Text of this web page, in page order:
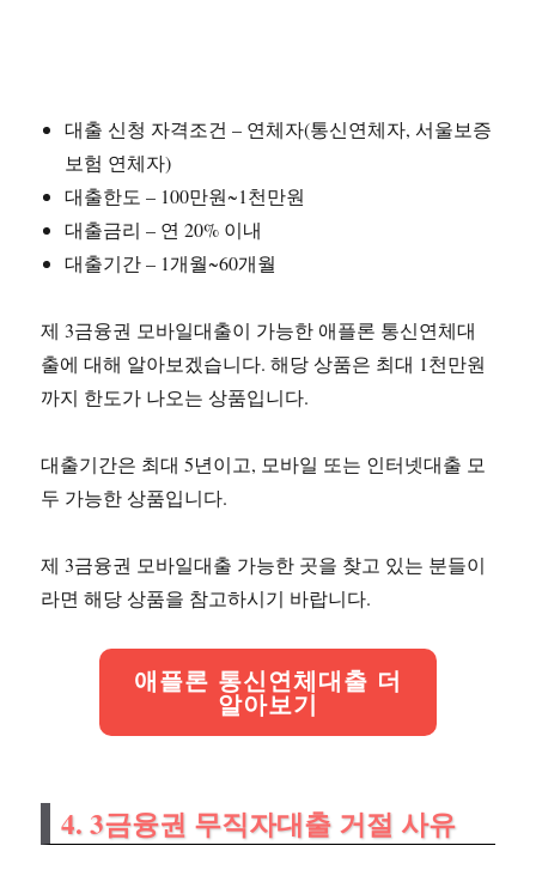
대출 신청 자격조건 – 연체자(통신연체자, 서울보증
보험 연체자)
대출한도 – 100만원~1천만원
대출금리 – 연 20% 이내
대출기간 – 1개월~60개월
제 3금융권 모바일대출이 가능한 애플론 통신연체대
출에 대해 알아보겠습니다. 해당 상품은 최대 1천만원
까지 한도가 나오는 상품입니다.
대출기간은 최대 5년이고, 모바일 또는 인터넷대출 모
두 가능한 상품입니다.
제 3금융권 모바일대출 가능한 곳을 찾고 있는 분들이
라면 해당 상품을 참고하시기 바랍니다.
애플론 통신연체대출 더
알아보기
4. 3금융권 무직자대출 거절 사유